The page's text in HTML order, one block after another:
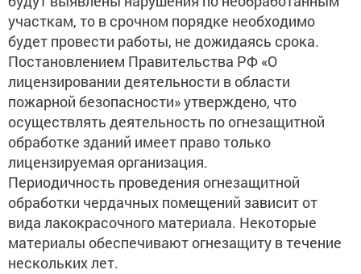
участкам, то в срочном порядке необходимо
будет провести работы, не дожидаясь срока.
Постановлением Правительства РФ «О
лицензировании деятельности в области
пожарной безопасности» утверждено, что
осуществлять деятельность по огнезащитной
обработке зданий имеет право только
лицензируемая организация.
Периодичность проведения огнезащитной
обработки чердачных помещений зависит от
вида лакокрасочного материала. Некоторые
материалы обеспечивают огнезащиту в течение
нескольких лет.